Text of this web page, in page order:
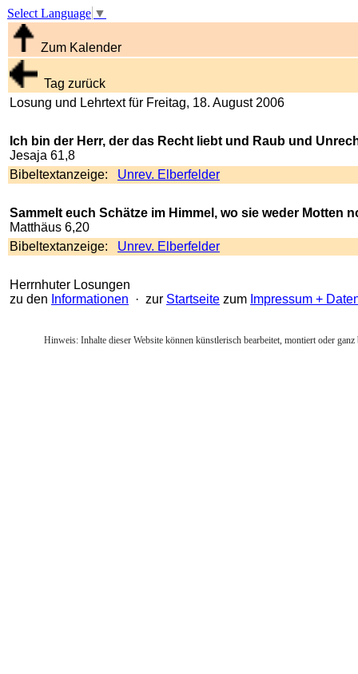
Select Language ▼
Zum Kalender
Tag zurück
Losung und Lehrtext für Freitag, 18. August 2006
Ich bin der Herr, der das Recht liebt und Raub und
Jesaja 61,8
Bibeltextanzeige: Unrev. Elberfelder
Sammelt euch Schätze im Himmel, wo sie weder
Matthäus 6,20
Bibeltextanzeige: Unrev. Elberfelder
Herrnhuter Losungen
zu den Informationen · zur Startseite zum Impressum +
Hinweis: Inhalte dieser Website können künstlerisch bearbeitet, montiert oder